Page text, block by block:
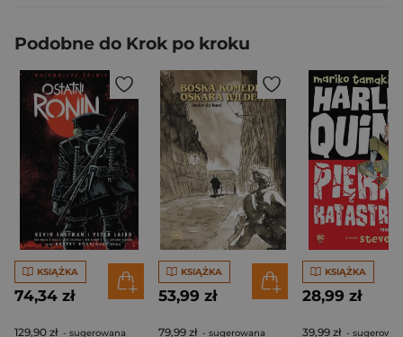
Podobne do Krok po kroku
KSIĄŻKA
74,34 zł
129,90 zł - sugerowana
KSIĄŻKA
53,99 zł
79,99 zł - sugerowana
KSIĄŻKA
28,99 zł
39,99 zł -